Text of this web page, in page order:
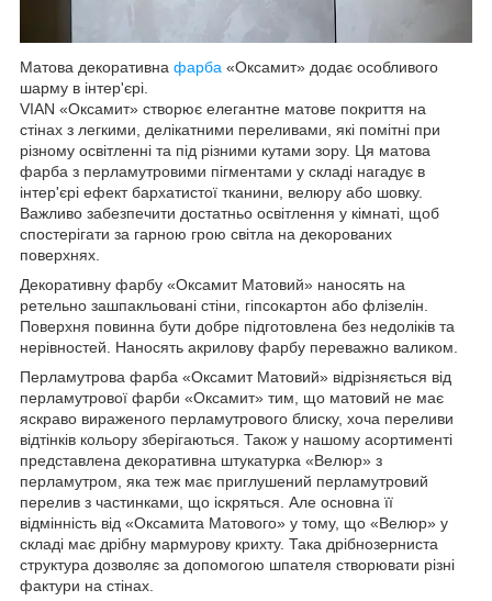
Матова декоративна фарба «Оксамит» додає особливого
шарму в інтер'єрі.
VIAN «Оксамит» створює елегантне матове покриття на
стінах з легкими, делікатними переливами, які помітні при
різному освітленні та під різними кутами зору. Ця матова
фарба з перламутровими пігментами у складі нагадує в
інтер'єрі ефект бархатистої тканини, велюру або шовку.
Важливо забезпечити достатньо освітлення у кімнаті, щоб
спостерігати за гарною грою світла на декорованих
поверхнях.
Декоративну фарбу «Оксамит Матовий» наносять на
ретельно зашпакльовані стіни, гіпсокартон або флізелін.
Поверхня повинна бути добре підготовлена без недоліків та
нерівностей. Наносять акрилову фарбу переважно валиком.
Перламутрова фарба «Оксамит Матовий» відрізняється від
перламутрової фарби «Оксамит» тим, що матовий не має
яскраво вираженого перламутрового блиску, хоча переливи
відтінків кольору зберігаються. Також у нашому асортименті
представлена декоративна штукатурка «Велюр» з
перламутром, яка теж має приглушений перламутровий
перелив з частинками, що іскряться. Але основна її
відмінність від «Оксамита Матового» у тому, що «Велюр» у
складі має дрібну мармурову крихту. Така дрібнозерниста
структура дозволяє за допомогою шпателя створювати різні
фактури на стінах.